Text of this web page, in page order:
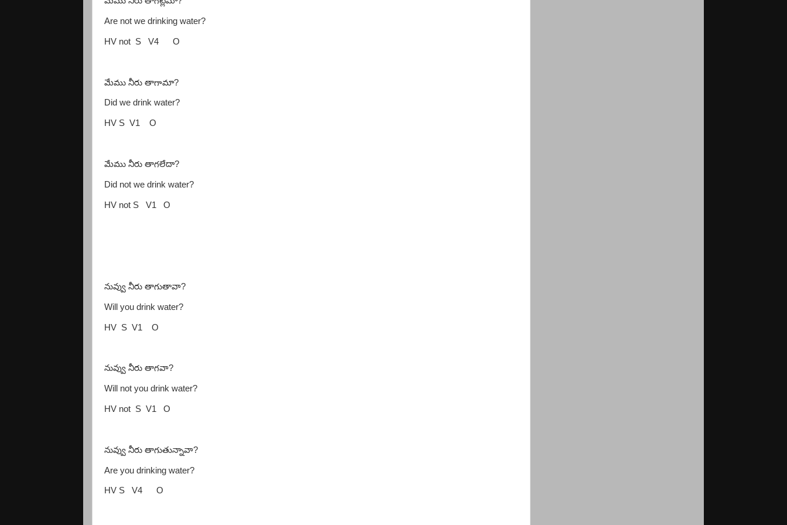
Are not we drinking water?
HV not S V4 O
మేము నీరు తాగామా?
Did we drink water?
HV S V1 O
మేము నీరు తాగలేదా?
Did not we drink water?
HV not S V1 O
నువ్వు నీరు తాగుతావా?
Will you drink water?
HV S V1 O
నువ్వు నీరు తాగవా?
Will not you drink water?
HV not S V1 O
నువ్వు నీరు తాగుతున్నావా?
Are you drinking water?
HV S V4 O